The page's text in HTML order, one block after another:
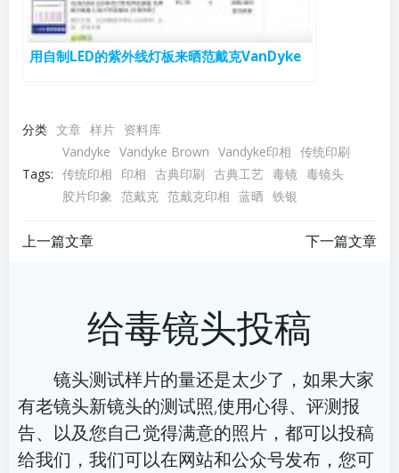
用自制LED的紫外线灯板来晒范戴克VanDyke
分类 文章 样片 资料库
Tags:
Vandyke Vandyke Brown Vandyke印相 传统印刷
传统印相
印相 古典印刷 古典工艺 毒镜 毒镜头
胶片印象 范戴克 范戴克印相 蓝晒 铁银
文
航
上一篇文章
导
航
下一篇文章
给毒镜头投稿
镜头测试样片的量还是太少了，如果大家
有老镜头新镜头的测试照,使用心得、评测报
告、以及您自己觉得满意的照片，都可以投稿
给我们，我们可以在网站和公众号发布，您可